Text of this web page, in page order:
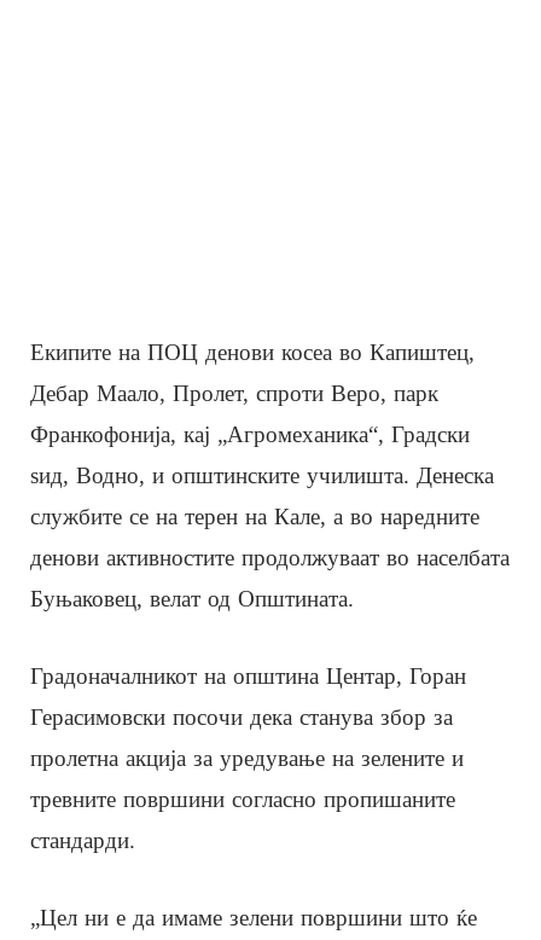
Екипите на ПОЦ денови косеа во Капиштец,
Дебар Маало, Пролет, спроти Веро, парк
Франкофонија, кај „Агромеханика“, Градски
ѕид, Водно, и општинските училишта. Денеска
службите се на терен на Кале, а во наредните
денови активностите продолжуваат во населбата
Буњаковец, велат од Општината.
Градоначалникот на општина Центар, Горан
Герасимовски посочи дека станува збор за
пролетна акција за уредување на зелените и
тревните површини согласно пропишаните
стандарди.
„Цел ни е да имаме зелени површини што ќе